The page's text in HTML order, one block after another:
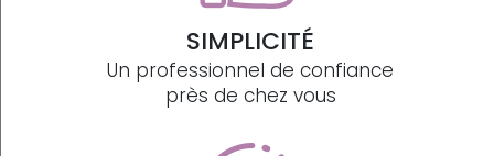
SIMPLICITÉ
Un professionnel de confiance
près de chez vous